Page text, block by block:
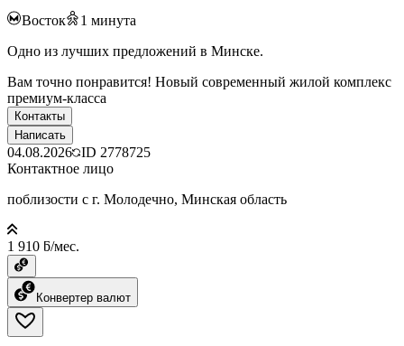
Восток 1 минута
Одно из лучших предложений в Минске.
Вам точно понравится! Новый современный жилой комплекс
премиум-класса
Контакты
Написать
04.08.2026 ID 2778725
Контактное лицо
поблизости с г. Молодечно, Минская область
1 910 ƃ/мес.
Конвертер валют